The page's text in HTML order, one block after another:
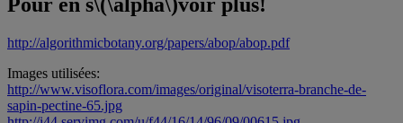
http://algorithmicbotany.org/papers/abop/abop.pdf
Images utilisées:
http://www.visoflora.com/images/original/visoterra-branche-de-
sapin-pectine-65.jpg